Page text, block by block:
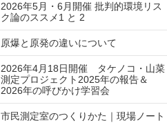
2026年5月・6月開催 批判的環境リス
ク論のススメ1 と 2
原爆と原発の違いについて
2026年4月18日開催 タケノコ・山菜
測定プロジェクト2025年の報告＆
2026年の呼びかけ学習会
市民測定室のつくりかた｜現場ノート